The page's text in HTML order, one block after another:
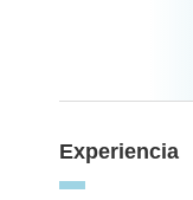
Experiencia